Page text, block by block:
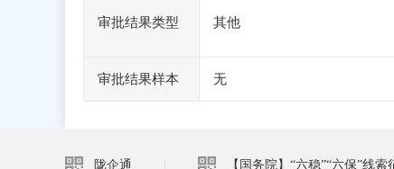
审批结果类型 其他
审批结果样本 无
陇企通 【国务院】“六稳”“六保”线索